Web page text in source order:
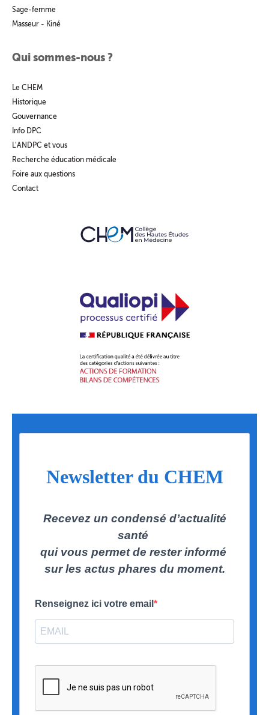
Sage-femme
Masseur - Kiné
Qui sommes-nous ?
Le CHEM
Historique
Gouvernance
Info DPC
L’ANDPC et vous
Recherche éducation médicale
Foire aux questions
Contact
Newsletter du CHEM
Recevez un condensé d’actualité
santé
qui vous permet de rester informé
sur les actus phares du moment.
Renseignez ici votre email